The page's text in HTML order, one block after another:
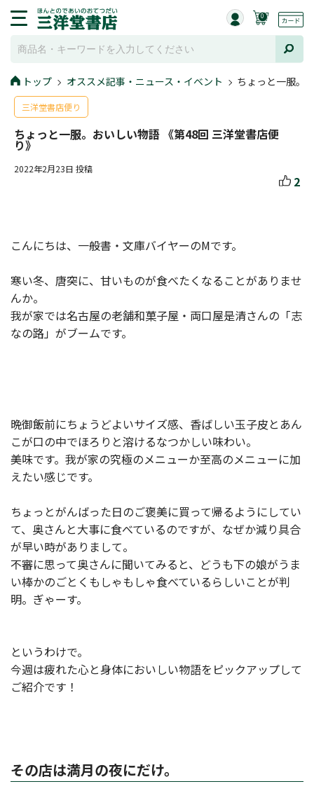
0
トップ オススメ記事・ニュース・イベント ちょっと一服。
三洋堂書店便り
ちょっと一服。おいしい物語 《第48回 三洋堂書店便
り》
2022年2月23日 投稿
2
こんにちは、一般書・文庫バイヤーのMです。
寒い冬、唐突に、甘いものが食べたくなることがありませ
んか。
我が家では名古屋の老舗和菓子屋・両口屋是清さんの「志
なの路」がブームです。
晩御飯前にちょうどよいサイズ感、香ばしい玉子皮とあん
こが口の中でほろりと溶けるなつかしい味わい。
美味です。我が家の究極のメニューか至高のメニューに加
えたい感じです。
ちょっとがんばった日のご褒美に買って帰るようにしてい
て、奥さんと大事に食べているのですが、なぜか減り具合
が早い時がありまして。
不審に思って奥さんに聞いてみると、どうも下の娘がうま
い棒かのごとくもしゃもしゃ食べているらしいことが判
明。ぎゃーす。
というわけで。
今週は疲れた心と身体においしい物語をピックアップして
ご紹介です！
その店は満月の夜にだけ。